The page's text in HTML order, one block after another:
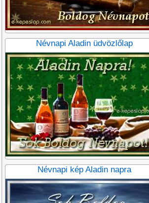
Névnapi Aladin üdvözlőlap
Névnapi kép Aladin napra